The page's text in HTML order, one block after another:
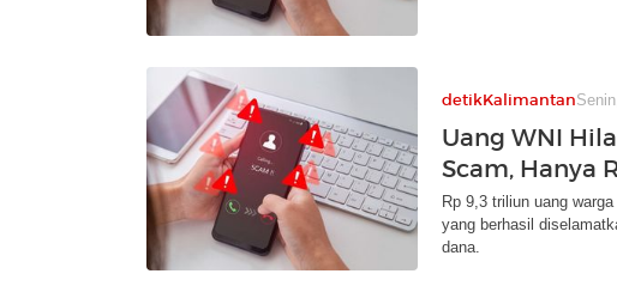
detikKalimantan
Uang WNI
Scam, Hanya
Rp 9,3 triliun uang
yang berhasil
dana.